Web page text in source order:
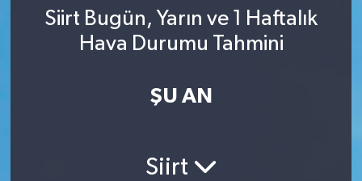
Siirt Bugün, Yarın ve 1 Haftalık
Hava Durumu Tahmini
ŞU AN
Siirt
Son Dakika Haberleri